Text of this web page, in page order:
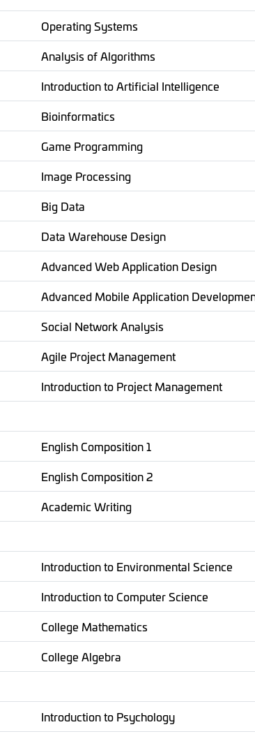
Operating Systems
Analysis of Algorithms
Introduction to Artificial Intelligence
Bioinformatics
Game Programming
Image Processing
Big Data
Data Warehouse Design
Advanced Web Application Design
Advanced Mobile Application
Social Network Analysis
Agile Project Management
Introduction to Project Management
English Composition 1
English Composition 2
Academic Writing
Introduction to Environmental Science
Introduction to Computer Science
College Mathematics
College Algebra
Introduction to Psychology